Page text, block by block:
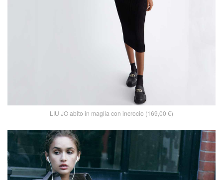
LIU JO abito in maglia con incrocio (169,00 €)